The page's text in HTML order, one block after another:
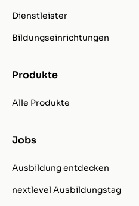
Dienstleister
Bildungseinrichtungen
Produkte
Alle Produkte
Jobs
Ausbildung entdecken
nextlevel Ausbildungstag